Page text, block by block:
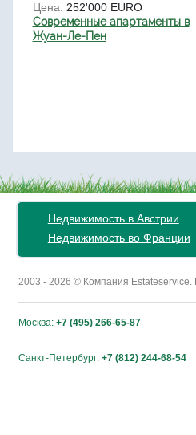
Цена: 252'000 EURO
Современные апартаменты в
Жуан-Ле-Пен
Недвижимость в Австрии
Недвижимость во Франции
2003 - 2026 © Компания
Москва: +7 (495) 266-65-87
Санкт-Петербург: +7 (812) 244-68-54